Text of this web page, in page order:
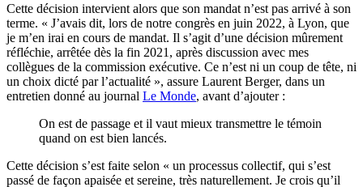
Cette décision intervient alors que son mandat n’est pas arrivé à son
terme. « J’avais dit, lors de notre congrès en juin 2022, à Lyon, que
je m’en irai en cours de mandat. Il s’agit d’une décision mûrement
réfléchie, arrêtée dès la fin 2021, après discussion avec mes
collègues de la commission exécutive. Ce n’est ni un coup de tête, ni
un choix dicté par l’actualité », assure Laurent Berger, dans un
entretien donné au journal Le Monde, avant d’ajouter :
On est de passage et il vaut mieux transmettre le témoin
quand on est bien lancés.
Cette décision s’est faite selon « un processus collectif, qui s’est
passé de façon apaisée et sereine, très naturellement. Je crois qu’il